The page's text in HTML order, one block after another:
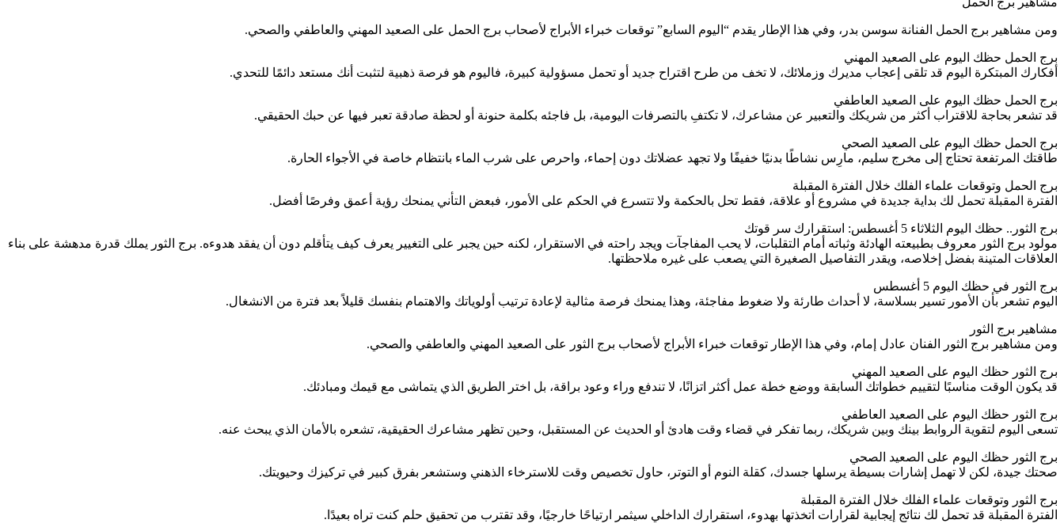
ومن مشاهير برج الحمل الفنانة سوسن بدر، وفي هذا الإطار يقدم “اليوم السابع” توقعات خبراء الأبراج لأصحاب برج الحمل على الصعيد المهني والعاطفي والصحي.
برج الحمل حظك اليوم على الصعيد المهني
أفكارك المبتكرة اليوم قد تلقى إعجاب مديرك وزملائك، لا تخف من طرح اقتراح جديد أو تحمل مسؤولية كبيرة، فاليوم هو فرصة ذهبية لتثبت أنك مستعد دائمًا للتحدي.
برج الحمل حظك اليوم على الصعيد العاطفي
قد تشعر بحاجة للاقتراب أكثر من شريكك والتعبير عن مشاعرك، لا تكتفِ بالتصرفات اليومية، بل فاجئه بكلمة حنونة أو لحظة صادقة تعبر فيها عن حبك الحقيقي.
برج الحمل حظك اليوم على الصعيد الصحي
طاقتك المرتفعة تحتاج إلى مخرج سليم، مارِس نشاطًا بدنيًا خفيفًا ولا تجهد عضلاتك دون إحماء، واحرص على شرب الماء بانتظام خاصة في الأجواء الحارة.
برج الحمل وتوقعات علماء الفلك خلال الفترة المقبلة
الفترة المقبلة تحمل لك بداية جديدة في مشروع أو علاقة، فقط تحل بالحكمة ولا تتسرع في الحكم على الأمور، فبعض التأني يمنحك رؤية أعمق وفرصًا أفضل.
برج الثور.. حظك اليوم الثلاثاء 5 أغسطس: استقرارك سر قوتك
مولود برج الثور معروف بطبيعته الهادئة وثباته أمام التقلبات، لا يحب المفاجآت ويجد راحته في الاستقرار، لكنه حين يجبر على التغيير يعرف كيف يتأقلم دون أن يفقد هدوءه. برج الثور يملك قدرة مدهشة على بناء
العلاقات المتينة بفضل إخلاصه، ويقدر التفاصيل الصغيرة التي يصعب على غيره ملاحظتها.
برج الثور في حظك اليوم 5 أغسطس
اليوم تشعر بأن الأمور تسير بسلاسة، لا أحداث طارئة ولا ضغوط مفاجئة، وهذا يمنحك فرصة مثالية لإعادة ترتيب أولوياتك والاهتمام بنفسك قليلاً بعد فترة من الانشغال.
مشاهير برج الثور
ومن مشاهير برج الثور الفنان عادل إمام، وفي هذا الإطار توقعات خبراء الأبراج لأصحاب برج الثور على الصعيد المهني والعاطفي والصحي.
برج الثور حظك اليوم على الصعيد المهني
قد يكون الوقت مناسبًا لتقييم خطواتك السابقة ووضع خطة عمل أكثر اتزانًا، لا تندفع وراء وعود براقة، بل اختر الطريق الذي يتماشى مع قيمك ومبادئك.
برج الثور حظك اليوم على الصعيد العاطفي
تسعى اليوم لتقوية الروابط بينك وبين شريكك، ربما تفكر في قضاء وقت هادئ أو الحديث عن المستقبل، وحين تظهر مشاعرك الحقيقية، تشعره بالأمان الذي يبحث عنه.
برج الثور حظك اليوم على الصعيد الصحي
صحتك جيدة، لكن لا تهمل إشارات بسيطة يرسلها جسدك، كقلة النوم أو التوتر، حاول تخصيص وقت للاسترخاء الذهني وستشعر بفرق كبير في تركيزك وحيويتك.
برج الثور وتوقعات علماء الفلك خلال الفترة المقبلة
الفترة المقبلة قد تحمل لك نتائج إيجابية لقرارات اتخذتها بهدوء، استقرارك الداخلي سيثمر ارتياحًا خارجيًا، وقد تقترب من تحقيق حلم كنت تراه بعيدًا.